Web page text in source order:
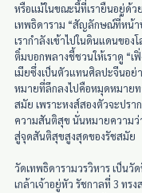
หรือแม้ในขณะนี้ที่เรายืนอยู่ด้
เทพธิดาราม “สัญลักษณ์ที่หน้า
เรากำลังเข้าไปในดินแดนขอ
ติ๋มบอกพลางชี้ชวนให้เราดู “เ
เมียซึ่งเป็นตัวแทนศิลปะจีนอย่
หมายที่ลึกลงไปคือหมุดหมาย
สมัย เพราะหงส์สองตัวจะปร
ความสันติสุข นั่นหมายความว่
สู่จุดสันติสุขสูงสุดของรัชสมัย
วัดเทพธิดารามวรวิหาร เป็นวั
เกล้าเจ้าอยู่หัว รัชกาลที่ 3 ทรง